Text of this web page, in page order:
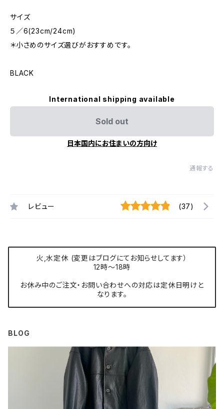
サイズ
５／6(23cm/24cm)
＊小さめのサイズ選びがおすすめです。
BLACK
International shipping available
Sold out
日本国内にお住まいの方向け
通報する
レビュー (37)
火,水定休 (変更はブログにてお知らせしてます）
12時〜18時
お休み中のご注文・お問い合わせへの対応は定休日明けと
なります。
BLOG